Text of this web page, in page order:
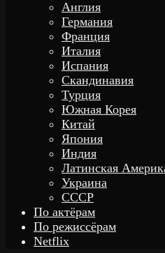
Англия
Германия
Франция
Италия
Испания
Скандинавия
Турция
Южная Корея
Китай
Япония
Индия
Латинская
Украина
СССР
По актёрам
По режиссёрам
Netflix